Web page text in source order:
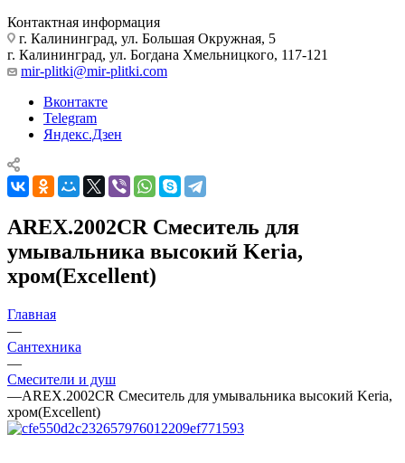
Контактная информация
г. Калининград, ул. Большая Окружная, 5
г. Калининград, ул. Богдана Хмельницкого, 117-121
mir-plitki@mir-plitki.com
Вконтакте
Telegram
Яндекс.Дзен
AREX.2002CR Cмеситель для
умывальника высокий Keria,
хром(Excellent)
Главная
—
Сантехника
—
Смесители и душ
—AREX.2002CR Cмеситель для умывальника высокий Keria,
хром(Excellent)